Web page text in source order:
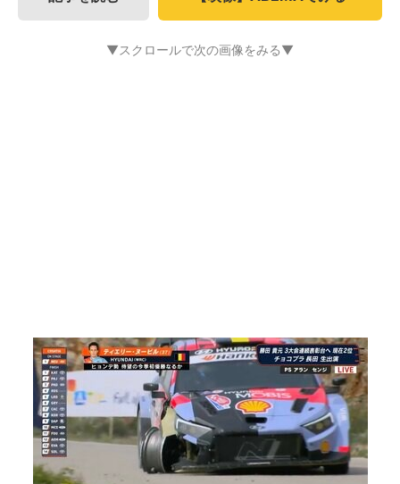
▼スクロールで次の画像をみる▼